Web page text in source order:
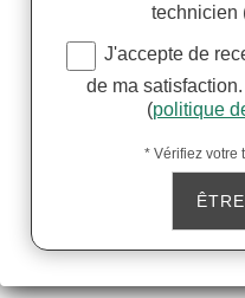
technicien
J'accepte de
de ma
(politique
* Vérifiez votre